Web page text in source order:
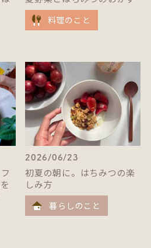
料理のこと
2026/06/23
初夏の朝に。はちみつの楽
しみ方
暮らしのこと